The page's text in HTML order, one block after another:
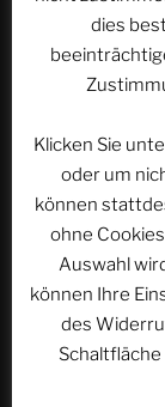
Website
Name, E-
Browser für
dies
Klicken Sie
oder um
können
ohne
Auswahl
können Ihre
des